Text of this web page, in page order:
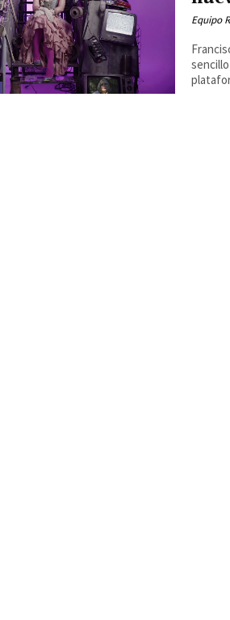
Equipo